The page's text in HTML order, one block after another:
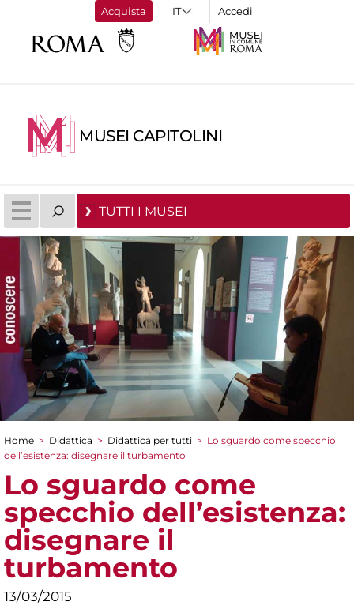
Acquista Accedi
MUSEI CAPITOLINI
TUTTI I MUSEI
Tu sei qui
Home > Didattica > Didattica per tutti > Lo sguardo come specchio
dell’esistenza: disegnare il turbamento
Lo sguardo come
specchio dell’esistenza:
disegnare il
turbamento
13/03/2015